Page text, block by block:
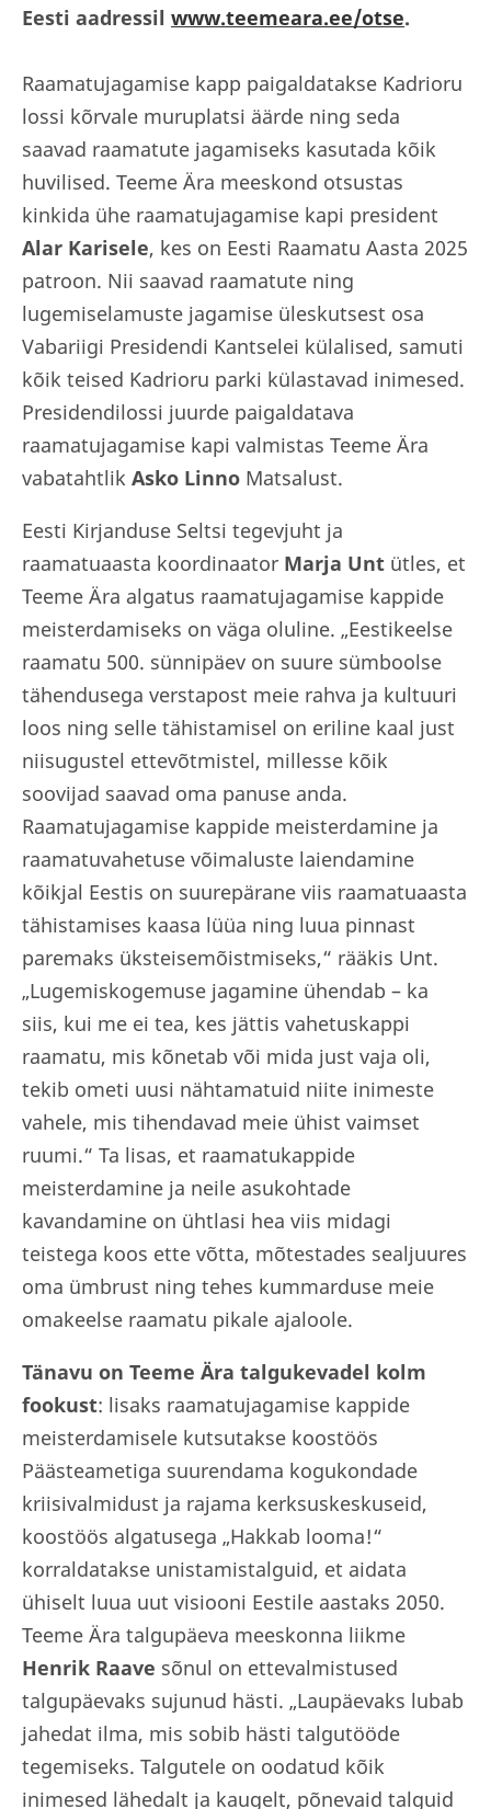
Eesti aadressil www.teemeara.ee/otse.
Raamatujagamise kapp paigaldatakse Kadrioru
lossi kõrvale muruplatsi äärde ning seda
saavad raamatute jagamiseks kasutada kõik
huvilised. Teeme Ära meeskond otsustas
kinkida ühe raamatujagamise kapi president
Alar Karisele, kes on Eesti Raamatu Aasta 2025
patroon. Nii saavad raamatute ning
lugemiselamuste jagamise üleskutsest osa
Vabariigi Presidendi Kantselei külalised, samuti
kõik teised Kadrioru parki külastavad inimesed.
Presidendilossi juurde paigaldatava
raamatujagamise kapi valmistas Teeme Ära
vabatahtlik Asko Linno Matsalust.
Eesti Kirjanduse Seltsi tegevjuht ja
raamatuaasta koordinaator Marja Unt ütles, et
Teeme Ära algatus raamatujagamise kappide
meisterdamiseks on väga oluline. „Eestikeelse
raamatu 500. sünnipäev on suure sümboolse
tähendusega verstapost meie rahva ja kultuuri
loos ning selle tähistamisel on eriline kaal just
niisugustel ettevõtmistel, millesse kõik
soovijad saavad oma panuse anda.
Raamatujagamise kappide meisterdamine ja
raamatuvahetuse võimaluste laiendamine
kõikjal Eestis on suurepärane viis raamatuaasta
tähistamises kaasa lüüa ning luua pinnast
paremaks üksteisemõistmiseks,“ rääkis Unt.
„Lugemiskogemuse jagamine ühendab – ka
siis, kui me ei tea, kes jättis vahetuskappi
raamatu, mis kõnetab või mida just vaja oli,
tekib ometi uusi nähtamatuid niite inimeste
vahele, mis tihendavad meie ühist vaimset
ruumi.“ Ta lisas, et raamatukappide
meisterdamine ja neile asukohtade
kavandamine on ühtlasi hea viis midagi
teistega koos ette võtta, mõtestades sealjuures
oma ümbrust ning tehes kummarduse meie
omakeelse raamatu pikale ajaloole.
Tänavu on Teeme Ära talgukevadel kolm
fookust: lisaks raamatujagamise kappide
meisterdamisele kutsutakse koostöös
Päästeametiga suurendama kogukondade
kriisivalmidust ja rajama kerksuskeskuseid,
koostöös algatusega „Hakkab looma!“
korraldatakse unistamistalguid, et aidata
ühiselt luua uut visiooni Eestile aastaks 2050.
Teeme Ära talgupäeva meeskonna liikme
Henrik Raave sõnul on ettevalmistused
talgupäevaks sujunud hästi. „Laupäevaks lubab
jahedat ilma, mis sobib hästi talgutööde
tegemiseks. Talgutele on oodatud kõik
inimesed lähedalt ja kaugelt, põnevaid talguid